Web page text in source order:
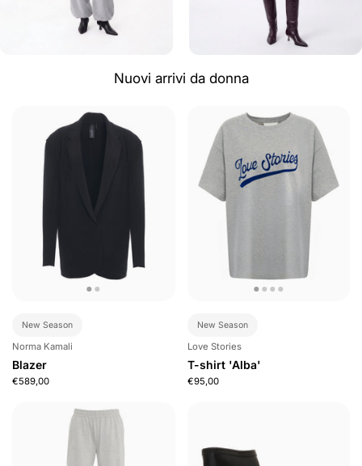
Nuovi arrivi da donna
New Season
Norma Kamali
Blazer
€589,00
New Season
Love Stories
T-shirt 'Alba'
€95,00